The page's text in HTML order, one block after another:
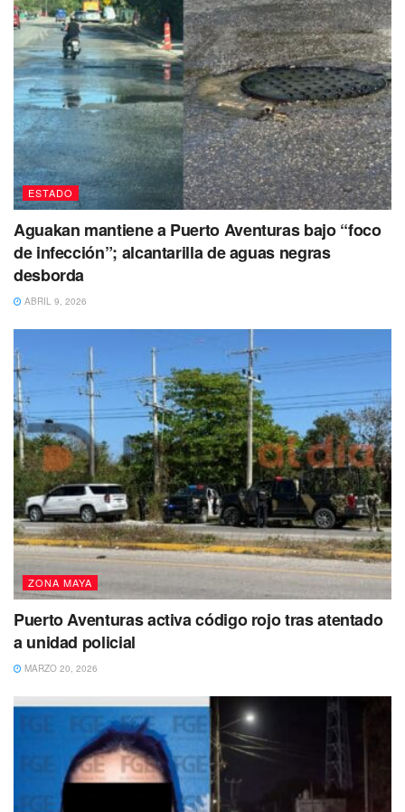
ESTADO
Aguakan mantiene a Puerto Aventuras bajo “foco
de infección”; alcantarilla de aguas negras
desborda
ABRIL 9, 2026
ZONA MAYA
Puerto Aventuras activa código rojo tras atentado
a unidad policial
MARZO 20, 2026